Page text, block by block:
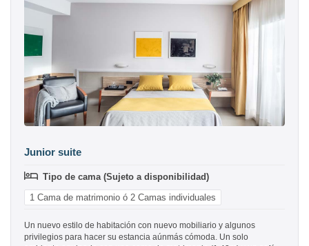
Junior suite
Tipo de cama (Sujeto a disponibilidad)
1 Cama de matrimonio ó 2 Camas individuales
Un nuevo estilo de habitación con nuevo mobiliario y algunos
privilegios para hacer su estancia aúnmás cómoda. Un solo